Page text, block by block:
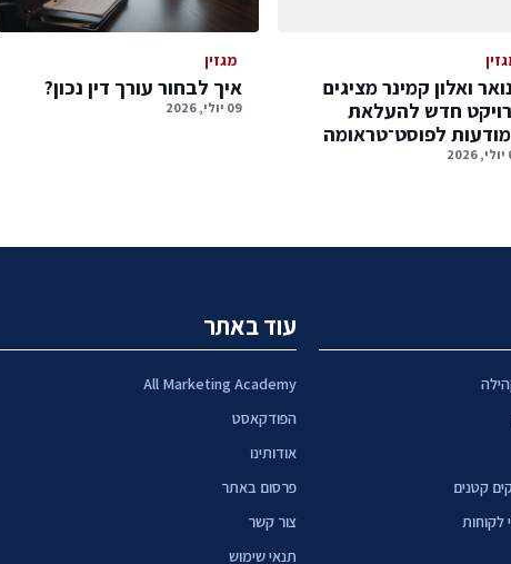
ואלון קמינר מציגים
חדש להעלאת
לפוסט־טראומה
מגזין
איך לבחור עורך דין נכון?
09 יולי, 2026
קטנים
לקוחות
עוד באתר
All Marketing Academy
הפודקאסט
אודותינו
פרסום באתר
צור קשר
תנאי שימוש